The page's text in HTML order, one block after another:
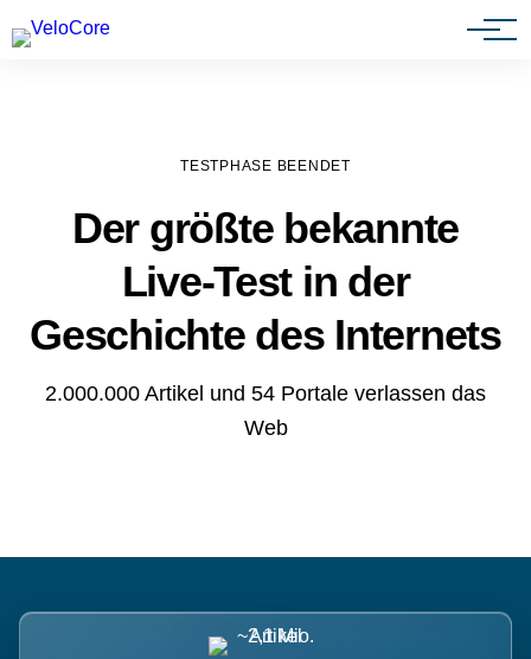
Agenturen & Webdesigner
TESTPHASE BEENDET
Der größte bekannte
Live-Test in der
Geschichte des Internets
2.000.000 Artikel und 54 Portale verlassen das
Web